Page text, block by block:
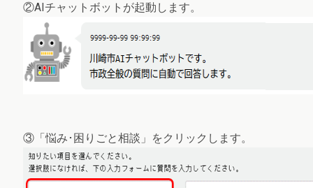
②AIチャットボットが起動します。
③「悩み･困りごと相談」をクリックします。